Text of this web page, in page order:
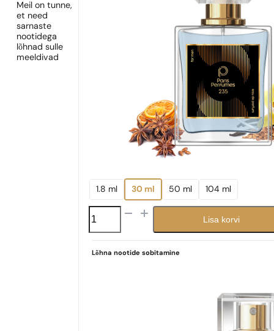
Meil on tunne,
et need
sarnaste
nootidega
lõhnad sulle
meeldivad
1.8 ml 30 ml 50 ml 104 ml
235
kogus
Lisa korvi
Lõhna nootide sobitamine